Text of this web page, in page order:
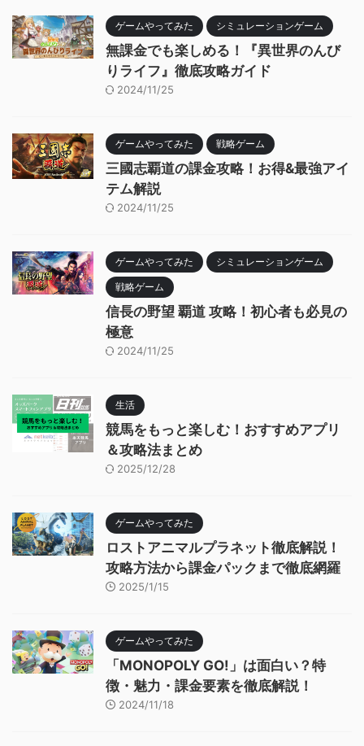
ゲームやってみた シミュレーションゲーム
無課金でも楽しめる！『異世界のんび
りライフ』徹底攻略ガイド
2024/11/25
ゲームやってみた 戦略ゲーム
三國志覇道の課金攻略！お得&最強アイ
テム解説
2024/11/25
ゲームやってみた シミュレーションゲーム
戦略ゲーム
信長の野望 覇道 攻略！初心者も必見の
極意
2024/11/25
生活
競馬をもっと楽しむ！おすすめアプリ
＆攻略法まとめ
2025/12/28
ゲームやってみた
ロストアニマルプラネット徹底解説！
攻略方法から課金パックまで徹底網羅
2025/1/15
ゲームやってみた
「MONOPOLY GO!」は面白い？特
徴・魅力・課金要素を徹底解説！
2024/11/18